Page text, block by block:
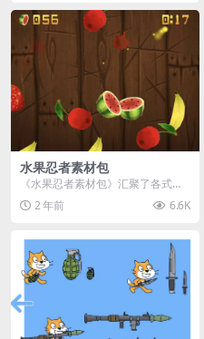
水果忍者素材包
《水果忍者素材包》汇聚了各式鲜
美诱人的水果图像与清脆悦耳的切
割音效，专为追求极致...
2 年前 6.6K